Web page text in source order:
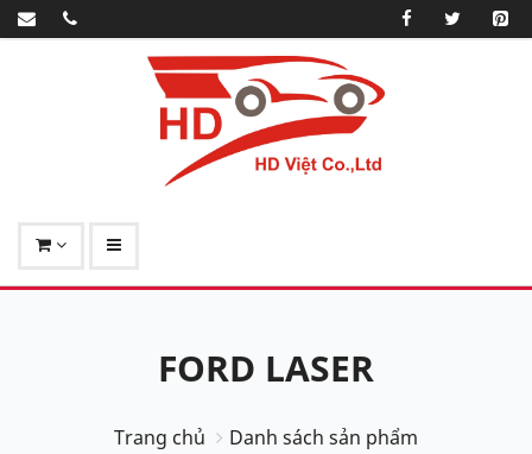
FORD LASER
Trang chủ Danh sách sản phẩm